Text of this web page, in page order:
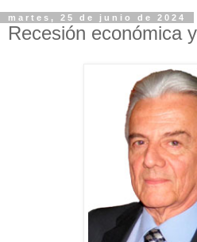
martes, 25 de junio de 2024
Recesión económica